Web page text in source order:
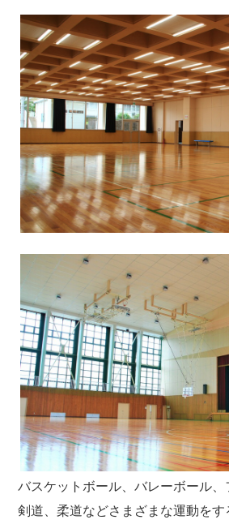
バスケットボール、バレーボール、
剣道、柔道などさまざまな運動をす